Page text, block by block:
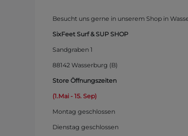
Besucht uns gerne in unserem Shop in
SixFeet Surf & SUP SHOP
Sandgraben 1
88142 Wasserburg (B)
Store Öffnungszeiten
(1.Mai - 15. Sep)
Montag geschlossen
Dienstag geschlossen